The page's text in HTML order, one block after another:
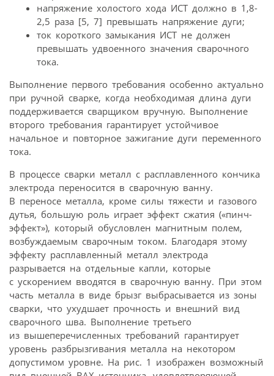
напряжение холостого хода ИСТ должно в 1,8-
2,5 раза [5, 7] превышать напряжение дуги;
ток короткого замыкания ИСТ не должен
превышать удвоенного значения сварочного
тока.
Выполнение первого требования особенно актуально
при ручной сварке, когда необходимая длина дуги
поддерживается сварщиком вручную. Выполнение
второго требования гарантирует устойчивое
начальное и повторное зажигание дуги переменного
тока.
В процессе сварки металл с расплавленного кончика
электрода переносится в сварочную ванну.
В переносе металла, кроме силы тяжести и газового
дутья, большую роль играет эффект сжатия («пинч-
эффект»), который обусловлен магнитным полем,
возбуждаемым сварочным током. Благодаря этому
эффекту расплавленный металл электрода
разрывается на отдельные капли, которые
с ускорением вводятся в сварочную ванну. При этом
часть металла в виде брызг выбрасывается из зоны
сварки, что ухудшает прочность и внешний вид
сварочного шва. Выполнение третьего
из вышеперечисленных требований гарантирует
уровень разбрызгивания металла на некотором
допустимом уровне. На рис. 1 изображен возможный